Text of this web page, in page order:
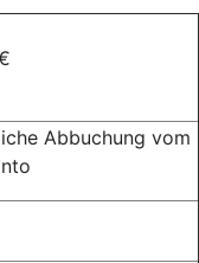
Abbuchung vom